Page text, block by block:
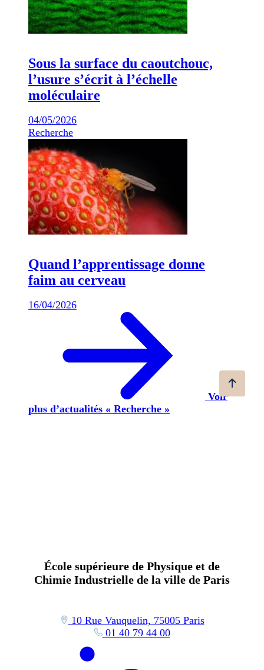
Sous la surface du caoutchouc,
l’usure s’écrit à l’échelle
moléculaire
04/05/2026
Recherche
Quand l’apprentissage donne
faim au cerveau
16/04/2026
Voir
plus d’actualités « Recherche »
École supérieure de Physique et de
Chimie Industrielle de la ville de Paris
10 Rue Vauquelin, 75005 Paris
01 40 79 44 00